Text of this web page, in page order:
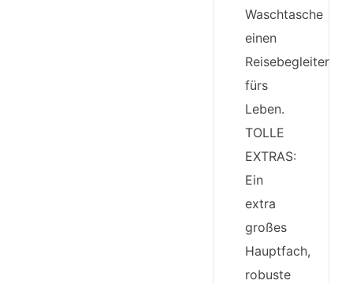
Waschtasche
einen
Reisebegleiter
fürs
Leben.
TOLLE
EXTRAS:
Ein
extra
großes
Hauptfach,
robuste